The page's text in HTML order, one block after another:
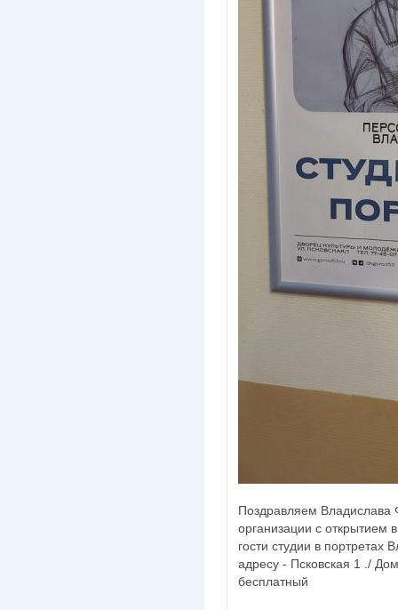
Поздравляем Владислава
организации с открытием
гости студии в портретах
адресу - Псковская 1 ./
бесплатный